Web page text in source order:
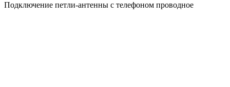
Подключение петли-антенны с телефоном проводное